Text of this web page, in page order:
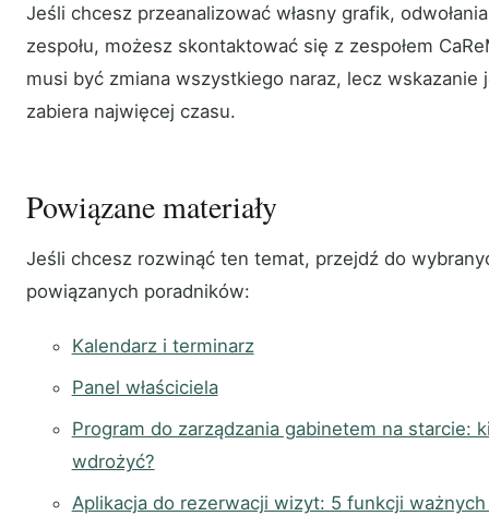
Jeśli chcesz przeanalizować własny grafik,
zespołu, możesz skontaktować się z zespołem
musi być zmiana wszystkiego naraz, lecz
zabiera najwięcej czasu.
Powiązane materiały
Jeśli chcesz rozwinąć ten temat, przejdź do
powiązanych poradników:
Kalendarz i terminarz
Panel właściciela
Program do zarządzania gabinetem na starcie:
wdrożyć?
Aplikacja do rezerwacji wizyt: 5 funkcji